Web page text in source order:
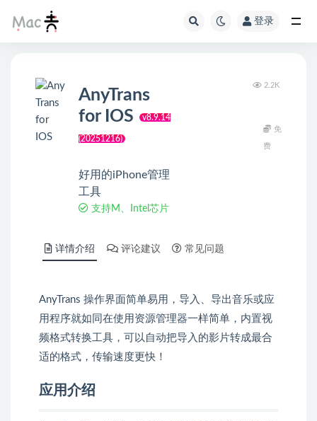
登录
AnyTrans
for IOS
v8.9.14
(20251216)
好用的iPhone管理
工具
支持M、Intel芯片
2.2K
免
费
详情介绍 评论建议 常见问题
AnyTrans 操作界面简单易用，导入、导出音乐或应
用程序就如同在使用资源管理器一样简单，内置视
频格式转换工具，可以自动把导入的影片转成最合
适的格式，传输速度更快！
应用介绍